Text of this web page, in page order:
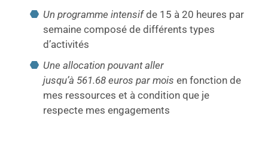
Un programme intensifde 15 à 20 heures par
semaine composé de différents types
d’activités
Une allocation pouvant aller
jusqu’à 561.68 euros par mois en fonction de
mes ressources et à condition que je
respecte mes engagements